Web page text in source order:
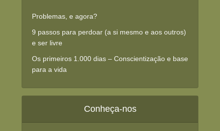
Problemas, e agora?
9 passos para perdoar (a si mesmo e aos outros)
e ser livre
Os primeiros 1.000 dias – Conscientização e base
para a vida
Conheça-nos